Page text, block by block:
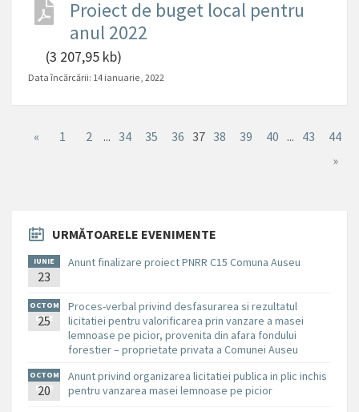
Proiect de buget local pentru
anul 2022
(3 207,95 kb)
Data încărcării: 14 ianuarie , 2022
« 1 2 ... 34 35 36 37 38 39 40 ... 43
44
»
URMĂTOARELE EVENIMENTE
IUNIE
23
Anunt finalizare proiect PNRR C15 Comuna Auseu
OCTOM
BRIE
25
Proces-verbal privind desfasurarea si rezultatul
licitatiei pentru valorificarea prin vanzare a masei
lemnoase pe picior, provenita din afara fondului
forestier – proprietate privata a Comunei Auseu
OCTOM
BRIE
20
Anunt privind organizarea licitatiei publica in plic inchis
pentru vanzarea masei lemnoase pe picior